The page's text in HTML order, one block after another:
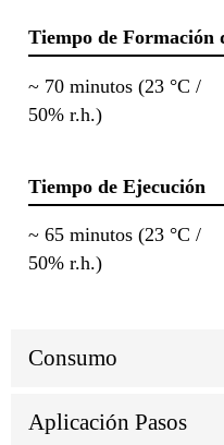
Tiempo de Formación
~ 70 minutos (23 °C /
50% r.h.)
Tiempo de Ejecución
~ 65 minutos (23 °C /
50% r.h.)
Consumo
Aplicación Pasos